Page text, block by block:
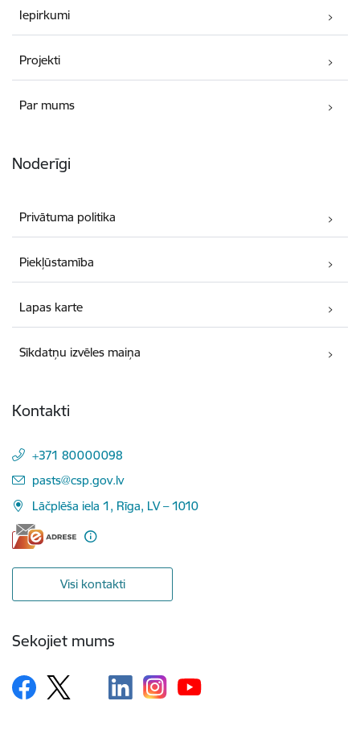
Iepirkumi
Projekti
Par mums
Noderīgi
Privātuma politika
Piekļūstamība
Lapas karte
Sīkdatņu izvēles maiņa
Kontakti
+371 80000098
E-pasts:
pasts@csp.gov.lv
Lāčplēša iela 1, Rīga, LV – 1010
Visi kontakti
Sekojiet mums